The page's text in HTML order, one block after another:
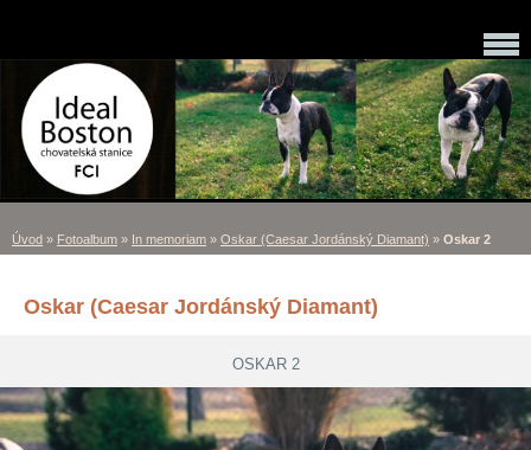
Úvod » Fotoalbum » In memoriam » Oskar (Caesar Jordánský Diamant) » Oskar 2
Oskar (Caesar Jordánský Diamant)
OSKAR 2